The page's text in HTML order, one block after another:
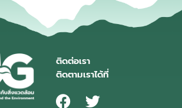
ติดต่อเรา
ติดตามเราได้ที่